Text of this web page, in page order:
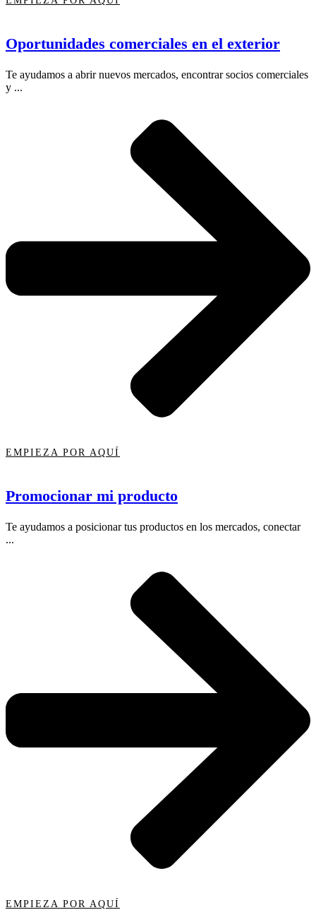
Oportunidades comerciales en el exterior
Te ayudamos a abrir nuevos mercados, encontrar socios comerciales
y ...
EMPIEZA POR AQUÍ
Promocionar mi producto
Te ayudamos a posicionar tus productos en los mercados, conectar
...
EMPIEZA POR AQUÍ